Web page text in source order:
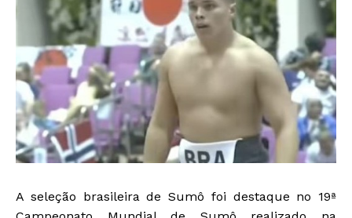
A seleção brasileira de Sumô foi destaque no 19ª